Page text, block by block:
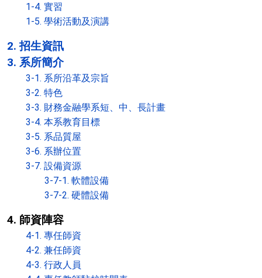
1-4. 實習
1-5. 學術活動及演講
2. 招生資訊
3. 系所簡介
3-1. 系所沿革及宗旨
3-2. 特色
3-3. 財務金融學系短、中、長計畫
3-4. 本系教育目標
3-5. 系品質屋
3-6. 系辦位置
3-7. 設備資源
3-7-1. 軟體設備
3-7-2. 硬體設備
4. 師資陣容
4-1. 專任師資
4-2. 兼任師資
4-3. 行政人員